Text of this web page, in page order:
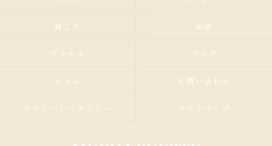
肩こり 出張
アクセス ブログ
コラム お問い合わせ
プライバシーポリシー サイトマップ